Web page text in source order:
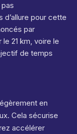
pour cette
par
21 km, voire le
de temps
en
Cela sécurise
accélérer